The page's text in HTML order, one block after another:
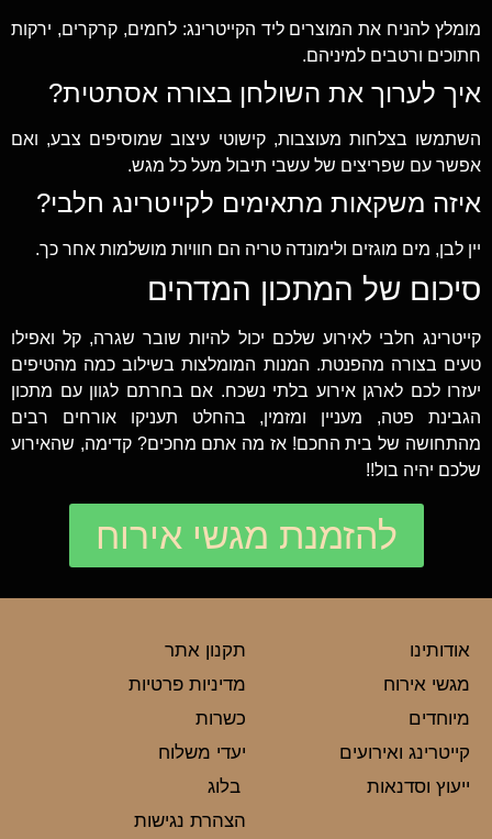
מומלץ להניח את המוצרים ליד הקייטרינג: לחמים, קרקרים, ירקות
חתוכים ורטבים למיניהם.
איך לערוך את השולחן בצורה אסתטית?
השתמשו בצלחות מעוצבות, קישוטי עיצוב שמוסיפים צבע, ואם
אפשר עם שפריצים של עשבי תיבול מעל כל מגש.
איזה משקאות מתאימים לקייטרינג חלבי?
יין לבן, מים מוגזים ולימונדה טריה הם חוויות מושלמות אחר כך.
סיכום של המתכון המדהים
קייטרינג חלבי לאירוע שלכם יכול להיות שובר שגרה, קל ואפילו
טעים בצורה מהפנטת. המנות המומלצות בשילוב כמה מהטיפים
יעזרו לכם לארגן אירוע בלתי נשכח. אם בחרתם לגוון עם מתכון
הגבינת פטה, מעניין ומזמין, בהחלט תעניקו אורחים רבים
מהתחושה של בית החכם! אז מה אתם מחכים? קדימה, שהאירוע
שלכם יהיה בול!!
להזמנת מגשי אירוח
אודותינו
מגשי אירוח
מיוחדים
קייטרינג ואירועים
ייעוץ וסדנאות
תקנון אתר
מדיניות פרטיות
כשרות
יעדי משלוח
בלוג
הצהרת נגישות